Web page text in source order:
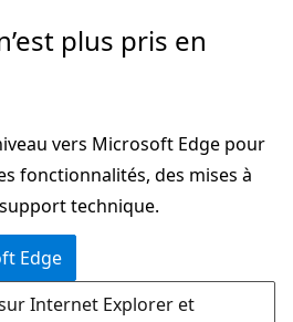
plus pris en
vers Microsoft Edge pour
fonctionnalités, des mises à
technique.
Edge
Internet Explorer et